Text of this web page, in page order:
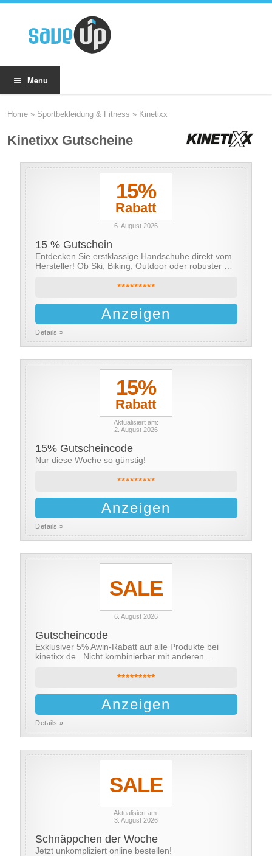
Menu
Home » Sportbekleidung & Fitness » Kinetixx
Kinetixx Gutscheine
15%
Rabatt
6. August 2026
15 % Gutschein
Entdecken Sie erstklassige Handschuhe direkt vom
Hersteller! Ob Ski, Biking, Outdoor oder robuster …
*********
Anzeigen
Details »
15%
Rabatt
Aktualisiert am:
2. August 2026
15% Gutscheincode
Nur diese Woche so günstig!
*********
Anzeigen
Details »
SALE
6. August 2026
Gutscheincode
Exklusiver 5% Awin-Rabatt auf alle Produkte bei
kinetixx.de . Nicht kombinierbar mit anderen …
*********
Anzeigen
Details »
SALE
Aktualisiert am:
3. August 2026
Schnäppchen der Woche
Jetzt unkompliziert online bestellen!